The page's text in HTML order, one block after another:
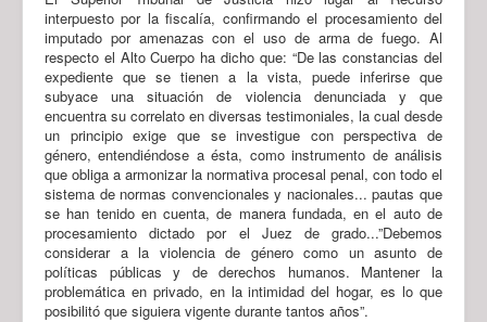
interpuesto por la fiscalía, confirmando el procesamiento del
imputado por amenazas con el uso de arma de fuego. Al
respecto el Alto Cuerpo ha dicho que: “De las constancias del
expediente que se tienen a la vista, puede inferirse que
subyace una situación de violencia denunciada y que
encuentra su correlato en diversas testimoniales, la cual desde
un principio exige que se investigue con perspectiva de
género, entendiéndose a ésta, como instrumento de análisis
que obliga a armonizar la normativa procesal penal, con todo el
sistema de normas convencionales y nacionales... pautas que
se han tenido en cuenta, de manera fundada, en el auto de
procesamiento dictado por el Juez de grado...”Debemos
considerar a la violencia de género como un asunto de
políticas públicas y de derechos humanos. Mantener la
problemática en privado, en la intimidad del hogar, es lo que
posibilitó que siguiera vigente durante tantos años”.